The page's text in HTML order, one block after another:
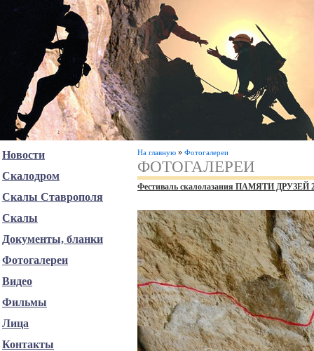
На главную » Фотогалереи
ФОТОГАЛЕРЕИ
Фестиваль скалолазания ПАМЯТИ ДРУЗЕЙ
Новости
Скалодром
Скалы Ставрополя
Скалы
Документы, бланки
Фотогалереи
Видео
Фильмы
Лица
Контакты